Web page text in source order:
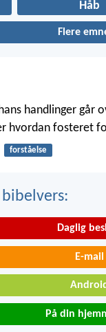
Håb
Flere
handlinger går
hvordan fosteret
forståelse
Daglig
E-mail
Android
På din